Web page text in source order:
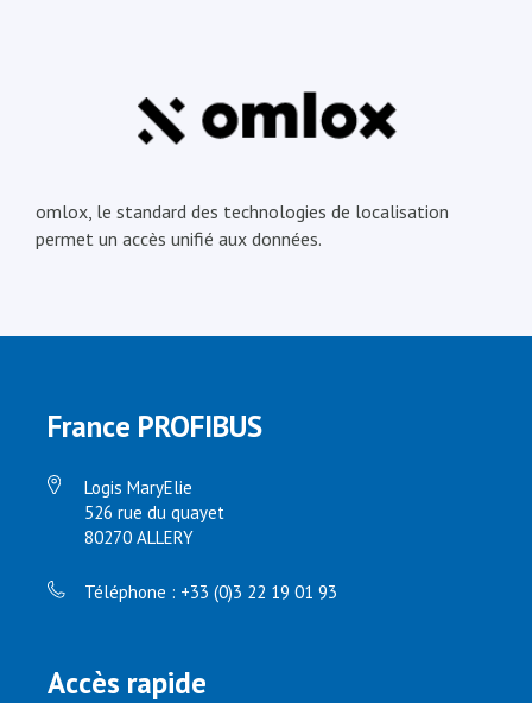
omlox, le standard des technologies de localisation
permet un accès unifié aux données.
France PROFIBUS
Logis MaryElie
526 rue du quayet
80270 ALLERY
Téléphone : +33 (0)3 22 19 01 93
Accès rapide